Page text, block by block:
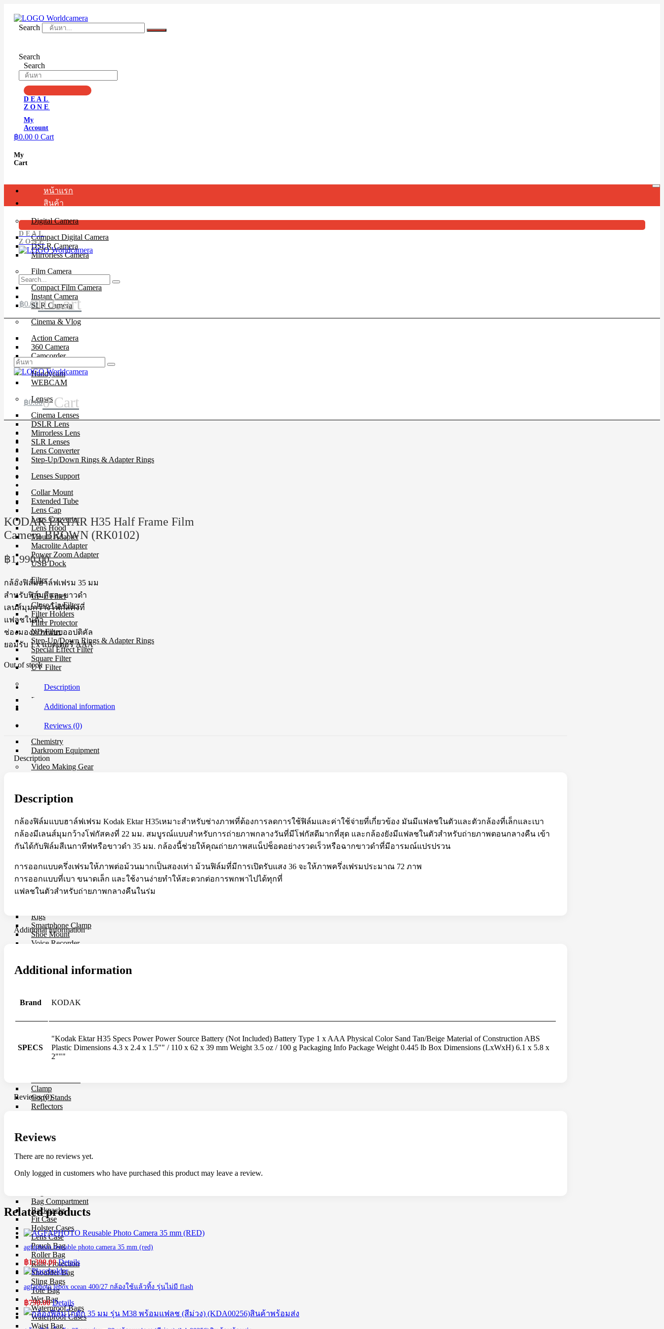
contentSearch
Search
Search
DEAL
ZONE
My
Account
฿0.00 0 Cart
My
Cart
หน้าแรก
สินค้า
Digital Camera
Compact Digital Camera
DSLR Camera
Mirrorless Camera
Film Camera
Compact Film Camera
Instant Camera
SLR Camera
Cinema & Vlog
Action Camera
360 Camera
Camcorder
Drone
Handycam
WEBCAM
Lenses
Cinema Lenses
DSLR Lens
Mirrorless Lens
SLR Lenses
Lens Converter
Step-Up/Down Rings & Adapter Rings
Lenses Support
Collar Mount
Extended Tube
Lens Cap
Lens Converter
Lens Hood
Mount Adapter
Macrolite Adapter
Power Zoom Adapter
USB Dock
Filter
CP-L Filter
Close-Up Filter
Filter Holders
Filter Protector
ND Filter
Step-Up/Down Rings & Adapter Rings
Special Effect Filter
Square Filter
UV Filter
Film
Film 35 MM.
Instant Film
Darkroom
Chemistry
Darkroom Equipment
Video Making Gear
Connector Cable
Dollies
Drone Accessories
Gimbals & Accessories
Headphone
Matte Boxes & Accessories
MIC Cable
Mic & Audio Adapter
Microphone
Rigs
Smartphone Clamp
Shoe Mount
Voice Recorder
Flash
Studio Light
Studio House Equipment
Background
Clamp
Copy Stands
Reflectors
Studio House Accessories
TTL Cords
Umbrellas
Bag & Case
Bag Compartment
Backpacks
Fit Case
Holster Cases
Lens Case
Pouch Bag
Roller Bag
Rain Protection
Shoulder Bag
Sling Bags
Tote Bag
Wet Bag
Waterproof Bags
Waterproof Cases
Waist Bag
DEAL
ZONE
฿0.000 Cart
฿0.000 Cart
KODAK EKTAR H35 Half Frame Film
Camera BROWN (RK0102)
฿1,990.00
กล้องฟิล์มฮาล์ฟเฟรม 35 มม
สำหรับฟิล์มสีและขาวดำ
เลนส์มุมกว้างโฟกัสคงที่
แฟลชในตัว
ช่องมองภาพแบบออปติคัล
ยอมรับ 1 x แบตเตอรี่ AAA
Out of stock
Description
Additional information
Reviews (0)
Description
Description
กล้องฟิล์มแบบฮาล์ฟเฟรม Kodak Ektar H35เหมาะสำหรับช่างภาพที่ต้องการลดการใช้ฟิล์มและค่าใช้จ่ายที่เกี่ยวข้อง มันมีแฟลชในตัวและตัวกล้องที่เล็กและเบา
กล้องมีเลนส์มุมกว้างโฟกัสคงที่ 22 มม. สมบูรณ์แบบสำหรับการถ่ายภาพกลางวันที่มีโฟกัสดีมากที่สุด และกล้องยังมีแฟลชในตัวสำหรับถ่ายภาพตอนกลางคืน เข้า
กันได้กับฟิล์มสีเนกาทีฟหรือขาวดำ 35 มม. กล้องนี้ช่วยให้คุณถ่ายภาพสแน็ปช็อตอย่างรวดเร็วหรือฉากขาวดำที่มีอารมณ์แปรปรวน
การออกแบบครึ่งเฟรมให้ภาพต่อม้วนมากเป็นสองเท่า ม้วนฟิล์มที่มีการเปิดรับแสง 36 จะให้ภาพครึ่งเฟรมประมาณ 72 ภาพ
การออกแบบที่เบา ขนาดเล็ก และใช้งานง่ายทำให้สะดวกต่อการพกพาไปได้ทุกที่
แฟลชในตัวสำหรับถ่ายภาพกลางคืนในร่ม
Additional information
Additional information
Brand KODAK
SPECS
"Kodak Ektar H35 Specs Power Power Source Battery (Not Included) Battery Type 1 x AAA Physical Color Sand Tan/Beige Material of Construction ABS
Plastic Dimensions 4.3 x 2.4 x 1.5"" / 110 x 62 x 39 mm Weight 3.5 oz / 100 g Packaging Info Package Weight 0.445 lb Box Dimensions (LxWxH) 6.1 x 5.8 x
2"""
Reviews (0)
Reviews
There are no reviews yet.
Only logged in customers who have purchased this product may leave a review.
Related products
agfaphoto reusable photo camera 35 mm (red)
฿1,390.00 Details
agfaphoto lebox ocean 400/27 กล้องใช้แล้วทิ้ง รุ่นไม่มี flash
฿790.00 Details